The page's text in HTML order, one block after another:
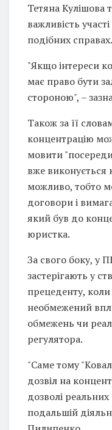
Тетяна Кулішова
важливість
подібних справах.
"Якщо інтереси
має право бути
стороною", –
Також за її
концентрацію
мовити
вже
можливо, тобто
договори і
який був до
юристка.
За свого боку, у
застерігають у
прецеденту,
необмежений
обмежень чи
регулятора.
"Саме тому
дозвіл на
дозволі
подальшій